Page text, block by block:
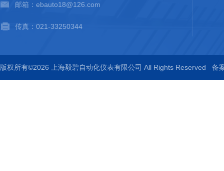
邮箱：ebauto18@126.com
传真：021-33250344
版权所有©2026 上海毅碧自动化仪表有限公司 All Rights Reserved 备